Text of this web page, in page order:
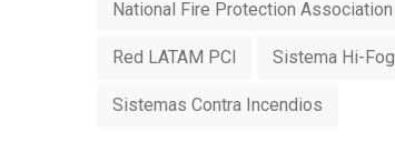
National Fire Protection Association
Red LATAM PCI Sistema Hi-Fog
Sistemas Contra Incendios